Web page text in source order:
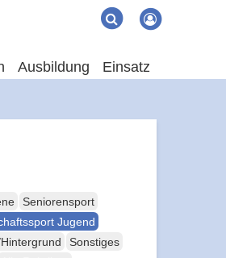
Suche Suchen
Ausbildung Einsatz
Seniorensport
Jugend
Sonstiges